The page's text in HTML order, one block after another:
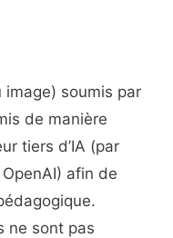
soumis par
de manière
tiers d’IA (par
afin de
ne sont pas